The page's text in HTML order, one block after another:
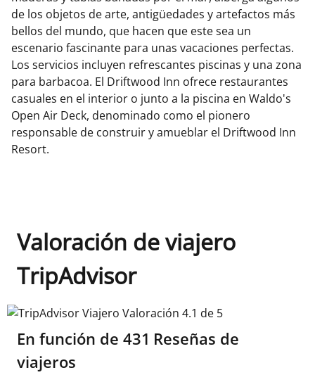
de los objetos de arte, antigüedades y artefactos más
bellos del mundo, que hacen que este sea un
escenario fascinante para unas vacaciones perfectas.
Los servicios incluyen refrescantes piscinas y una zona
para barbacoa. El Driftwood Inn ofrece restaurantes
casuales en el interior o junto a la piscina en Waldo's
Open Air Deck, denominado como el pionero
responsable de construir y amueblar el Driftwood Inn
Resort.
Valoración de viajero
TripAdvisor
TripAdvisor Viajero Valoración 4.1 de 5
En función de 431 Reseñas de
viajeros